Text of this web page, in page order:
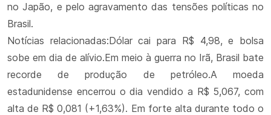
no Japão, e pelo agravamento das tensões políticas no
Brasil.
Notícias relacionadas:Dólar cai para R$ 4,98, e bolsa
sobe em dia de alívio.Em meio à guerra no Irã, Brasil bate
recorde de produção de petróleo.A moeda
estadunidense encerrou o dia vendido a R$ 5,067, com
alta de R$ 0,081 (+1,63%). Em forte alta durante todo o